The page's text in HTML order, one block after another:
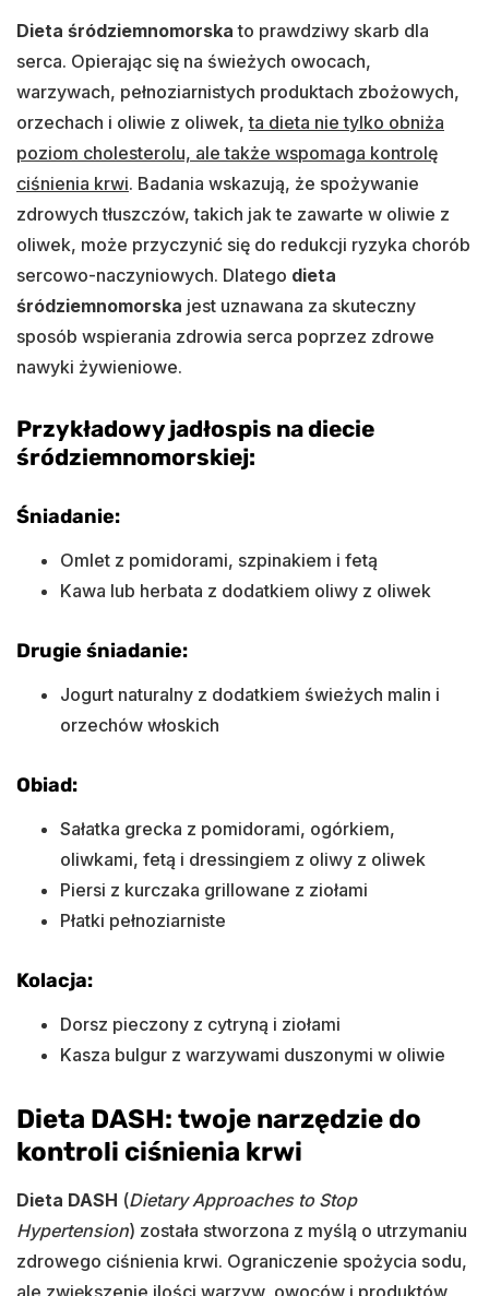
Dieta śródziemnomorska to prawdziwy skarb dla
serca. Opierając się na świeżych owocach,
warzywach, pełnoziarnistych produktach zbożowych,
orzechach i oliwie z oliwek,ta dieta nie tylko obniża
poziom cholesterolu, ale także wspomaga kontrolę
ciśnienia krwi. Badania wskazują, że spożywanie
zdrowych tłuszczów, takich jak te zawarte w oliwie z
oliwek, może przyczynić się do redukcji ryzyka chorób
sercowo-naczyniowych. Dlatego dieta
śródziemnomorska jest uznawana za skuteczny
sposób wspierania zdrowia serca poprzez zdrowe
nawyki żywieniowe.
Przykładowy jadłospis na diecie
śródziemnomorskiej:
Śniadanie:
Omlet z pomidorami, szpinakiem i fetą
Kawa lub herbata z dodatkiem oliwy z oliwek
Drugie śniadanie:
Jogurt naturalny z dodatkiem świeżych malin i
orzechów włoskich
Obiad:
Sałatka grecka z pomidorami, ogórkiem,
oliwkami, fetą i dressingiem z oliwy z oliwek
Piersi z kurczaka grillowane z ziołami
Płatki pełnoziarniste
Kolacja:
Dorsz pieczony z cytryną i ziołami
Kasza bulgur z warzywami duszonymi w oliwie
Dieta DASH: twoje narzędzie do
kontroli ciśnienia krwi
Dieta DASH (Dietary Approaches to Stop
Hypertension) została stworzona z myślą o utrzymaniu
zdrowego ciśnienia krwi. Ograniczenie spożycia sodu,